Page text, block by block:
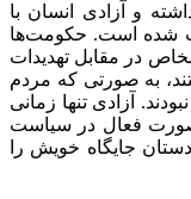
و آزادی انسان با
شده است. حکومت‌ها
در مقابل تهدیدات
به صورتی که مردم
آزادی تنها زمانی
فعال در سیاست
جایگاه خویش را